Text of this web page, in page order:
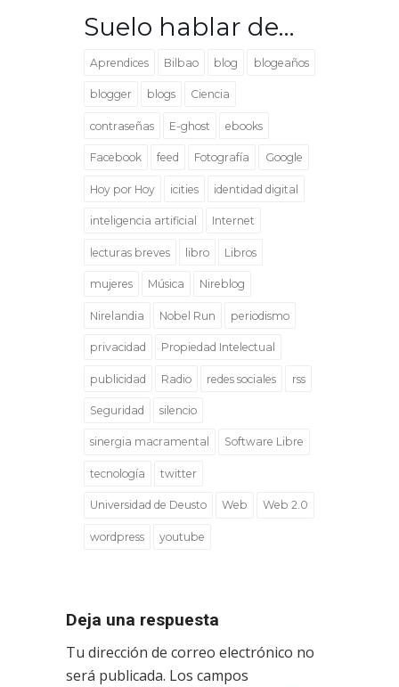
Suelo hablar de…
Aprendices Bilbao blog blogeaños
blogger blogs Ciencia
contraseñas E-ghost ebooks
Facebook feed Fotografía Google
Hoy por Hoy icities identidad digital
inteligencia artificial Internet
lecturas breves libro Libros
mujeres Música Nireblog
Nirelandia Nobel Run periodismo
privacidad Propiedad Intelectual
publicidad Radio redes sociales rss
Seguridad silencio
sinergia macramental Software Libre
tecnología twitter
Universidad de Deusto Web Web 2.0
wordpress youtube
Deja una respuesta
Tu dirección de correo electrónico no
será publicada. Los campos